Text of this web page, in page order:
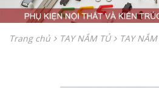
Trang chủ TAY NẮM TỦ TAY